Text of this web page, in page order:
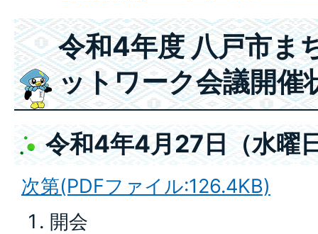
令和4年度 八戸市ま
ットワーク会議開催
令和4年4月27日（水曜
次第(PDFファイル:126.4KB)
開会